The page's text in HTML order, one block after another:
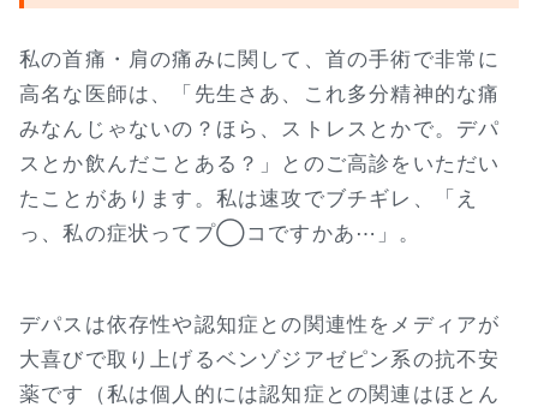
私の首痛・肩の痛みに関して、首の手術で非常に
高名な医師は、「先生さあ、これ多分精神的な痛
みなんじゃないの？ほら、ストレスとかで。デパ
スとか飲んだことある？」とのご高診をいただい
たことがあります。私は速攻でブチギレ、「え
っ、私の症状ってプ◯コですかあ⋯」。
デパスは依存性や認知症との関連性をメディアが
大喜びで取り上げるベンゾジアゼピン系の抗不安
薬です（私は個人的には認知症との関連はほとん